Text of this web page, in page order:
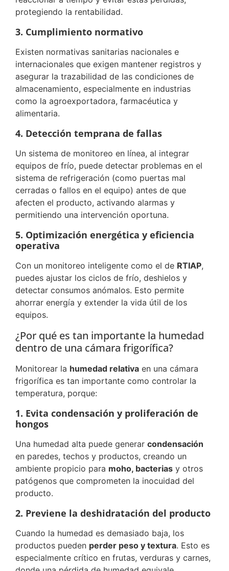
protegiendo la rentabilidad.
3. Cumplimiento normativo
Existen normativas sanitarias nacionales e
internacionales que exigen mantener registros y
asegurar la trazabilidad de las condiciones de
almacenamiento, especialmente en industrias
como la agroexportadora, farmacéutica y
alimentaria.
4. Detección temprana de fallas
Un sistema de monitoreo en línea, al integrar
equipos de frío, puede detectar problemas en el
sistema de refrigeración (como puertas mal
cerradas o fallos en el equipo) antes de que
afecten el producto, activando alarmas y
permitiendo una intervención oportuna.
5. Optimización energética y eficiencia
operativa
Con un monitoreo inteligente como el de RTIAP,
puedes ajustar los ciclos de frío, deshielos y
detectar consumos anómalos. Esto permite
ahorrar energía y extender la vida útil de los
equipos.
¿Por qué es tan importante la humedad
dentro de una cámara frigorífica?
Monitorear la humedad relativa en una cámara
frigorífica es tan importante como controlar la
temperatura, porque:
1. Evita condensación y proliferación de
hongos
Una humedad alta puede generar condensación
en paredes, techos y productos, creando un
ambiente propicio para moho, bacterias y otros
patógenos que comprometen la inocuidad del
producto.
2. Previene la deshidratación del producto
Cuando la humedad es demasiado baja, los
productos pueden perder peso y textura. Esto es
especialmente crítico en frutas, verduras y carnes,